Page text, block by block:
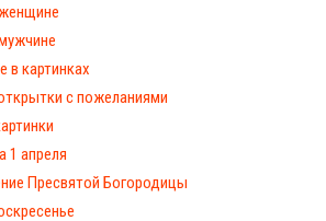
в картинках
с пожеланиями
1 апреля
Пресвятой Богородицы